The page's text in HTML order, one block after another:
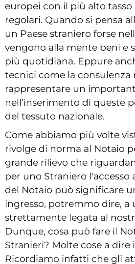
europei con il più alto tasso
regolari. Quando si pensa
un Paese straniero forse
vengono alla mente beni e
più quotidiana. Eppure
tecnici come la consulenza
rappresentare un
nell’inserimento di queste
del tessuto nazionale.
Come abbiamo più volte
rivolge di norma al Notaio
grande rilievo che
per uno Straniero l'accesso
del Notaio può significare
ingresso, potremmo dire, a
strettamente legata al
Dunque, cosa può fare il
Stranieri? Molte cose a dire
Ricordiamo infatti che gli